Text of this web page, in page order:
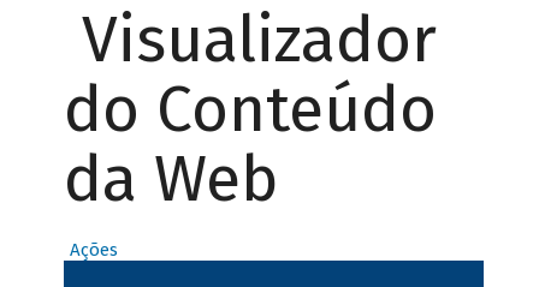
Visualizador
do Conteúdo
da Web
Ações